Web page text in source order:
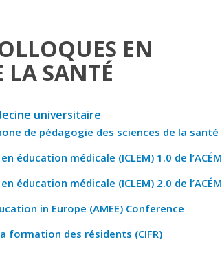
EN
LA SANTÉ
universitaire
de pédagogie des sciences de la santé
éducation médicale (ICLEM) 1.0 de l’ACÉM
éducation médicale (ICLEM) 2.0 de l’ACÉM
in Europe (AMEE) Conference
formation des résidents (CIFR)